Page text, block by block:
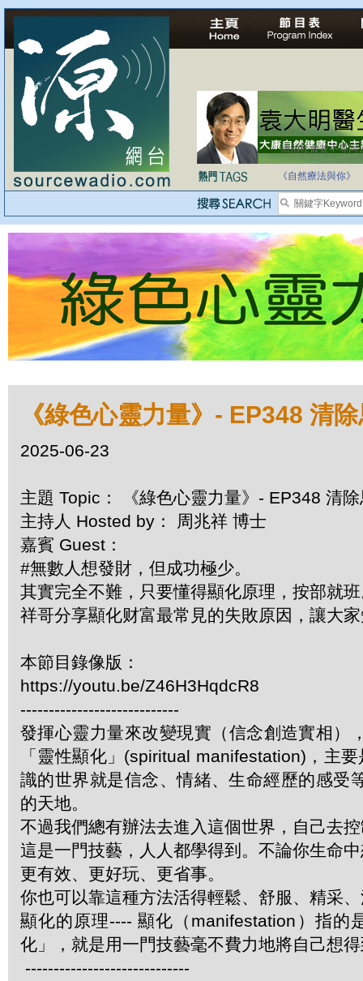
法治社會並不等同
自家教育合法化-
《自然療法與你》
《綠色心靈力量》- EP348 清
2025-06-23
主題 Topic： 《綠色心靈力量》- EP348 清
主持人 Hosted by： 周兆祥 博士
嘉賓 Guest：
#無數人想發財，但成功極少。
其實完全不難，只要懂得顯化原理，按部就
祥哥分享顯化财富最常見的失敗原因，讓大
本節目錄像版：
https://youtu.be/Z46H3HqdcR8
----------------------------
發揮心靈力量來改變現實（信念創造實相）
「靈性顯化」(spiritual manifestation)，主
識的世界就是信念、情緒、生命經歷的感受
的天地。
不過我們總有辦法去進入這個世界，自己去
這是一門技藝，人人都學得到。不論你生命
更有效、更好玩、更省事。
你也可以靠這種方法活得輕鬆、舒服、精采
顯化的原理---- 顯化（manifestation）指的
化」，就是用一門技藝毫不費力地將自己想
-----------------------------